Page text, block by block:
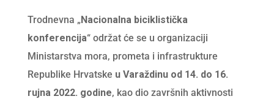
Trodnevna „Nacionalna biciklistička
konferencija“ održat će se u organizaciji
Ministarstva mora, prometa i infrastrukture
Republike Hrvatske u Varaždinu od 14. do 16.
rujna 2022. godine, kao dio završnih aktivnosti